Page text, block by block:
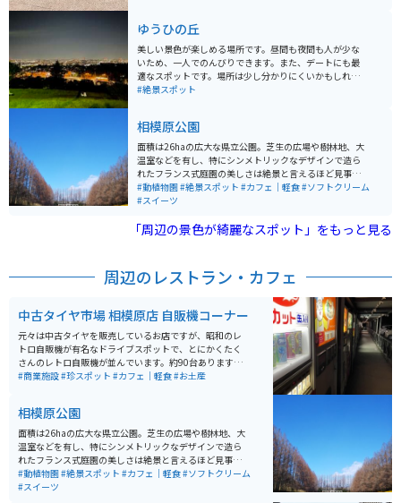
ゆうひの丘
美しい景色が楽しめる場所です。昼間も夜間も人が少な
いため、一人でのんびりできます。また、デートにも最
適なスポットです。場所は少し分かりにくいかもしれま
せんが、少し坂を登ったところにあります。夜は綺麗な
#絶景スポット
相模原公園
面積は26haの広大な県立公園。芝生の広場や樹林地、大
温室などを有し、特にシンメトリックなデザインで造ら
れたフランス式庭園の美しさは絶景と言えるほど見事な
もの。南側には相模原市立の「相模原麻溝公園」も隣接
していて、レジャースポットとしても魅力抜群！県内外
#動植物園#絶景スポット #カフェ｜軽食#ソフトクリーム
#スイーツ
「周辺の景色が綺麗なスポット」をもっと見る
周辺のレストラン・カフェ
中古タイヤ市場 相模原店 自販機コーナー
元々は中古タイヤを販売しているお店ですが、昭和のレ
トロ自販機が有名なドライブスポットで、とにかくたく
さんのレトロ自販機が並んでいます。約90台あります。
飲み物はもちろん、お菓子やパン類、麺類等食べ物も種
でいます。
#商業施設#珍スポット #カフェ｜軽食#お土産
相模原公園
面積は26haの広大な県立公園。芝生の広場や樹林地、大
温室などを有し、特にシンメトリックなデザインで造ら
れたフランス式庭園の美しさは絶景と言えるほど見事な
もの。南側には相模原市立の「相模原麻溝公園」も隣接
していて、レジャースポットとしても魅力抜群！県内外
#動植物園#絶景スポット #カフェ｜軽食#ソフトクリーム
#スイーツ